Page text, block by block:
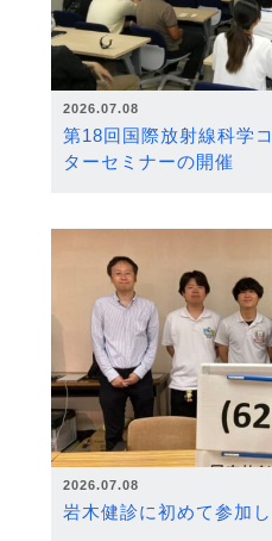
2026.07.08
第18回国際放射線科学
ターセミナーの開催
2026.07.08
岩木健診に初めて参加